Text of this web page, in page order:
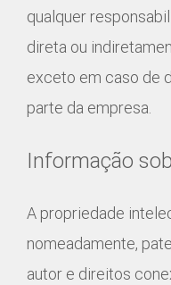
qualquer
direta ou
exceto em caso de
parte da empresa.
Informação
A propriedade
nomeadamente,
autor e direitos